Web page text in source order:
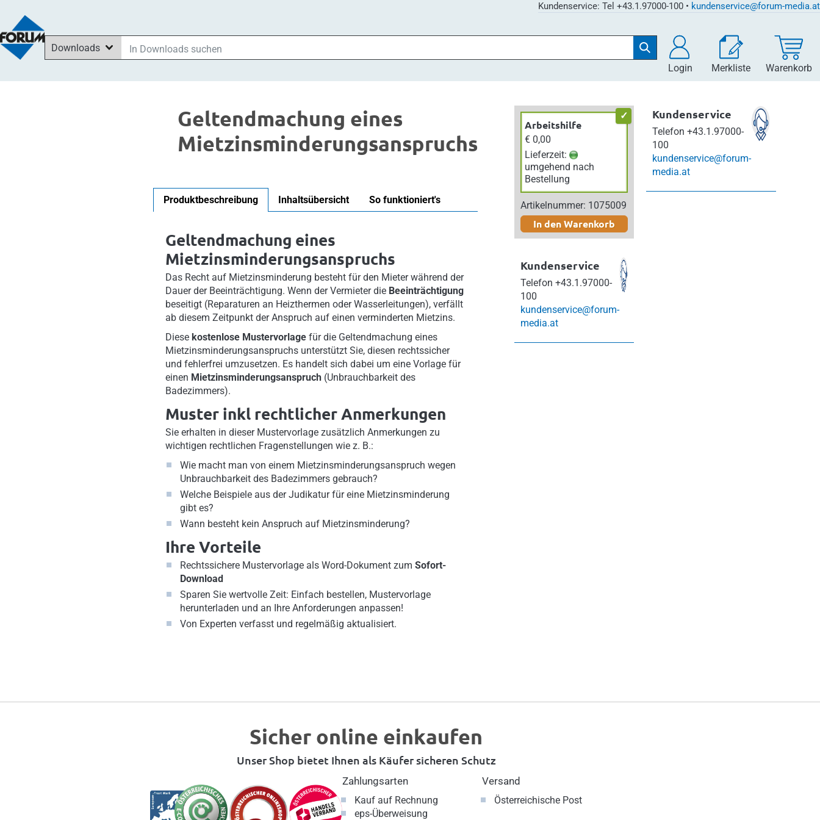
Kundenservice: Tel +43.1.97000-100 • kundenservice@forum-media.at
Downloads
In News suchen
Login Merkliste Warenkorb
Geltendmachung eines
Mietzinsminderungsanspruchs
Arbeitshilfe
€ 0,00
Lieferzeit:
umgehend nach
Bestellung
Artikelnummer: 1075009
In den Warenkorb
Kundenservice
Telefon +43.1.97000-
100
kundenservice@forum-
media.at
Produktbeschreibung Inhaltsübersicht So funktioniert's
Geltendmachung eines
Mietzinsminderungsanspruchs
Das Recht auf Mietzinsminderung besteht für den Mieter während der
Dauer der Beeinträchtigung. Wenn der Vermieter die Beeinträchtigung
beseitigt (Reparaturen an Heizthermen oder Wasserleitungen), verfällt
ab diesem Zeitpunkt der Anspruch auf einen verminderten Mietzins.
Diesekostenlose Mustervorlage für die Geltendmachung eines
Mietzinsminderungsanspruchs unterstützt Sie, diesen rechtssicher
und fehlerfrei umzusetzen. Es handelt sich dabei um eine Vorlage für
einen Mietzinsminderungsanspruch (Unbrauchbarkeit des
Badezimmers).
Muster inkl rechtlicher Anmerkungen
Sie erhalten in dieser Mustervorlage zusätzlich Anmerkungen zu
wichtigen rechtlichen Fragenstellungen wie z. B.:
Wie macht man von einem Mietzinsminderungsanspruch wegen
Unbrauchbarkeit des Badezimmers gebrauch?
Welche Beispiele aus der Judikatur für eine Mietzinsminderung
gibt es?
Wann besteht kein Anspruch auf Mietzinsminderung?
Ihre Vorteile
Rechtssichere Mustervorlage als Word-Dokument zumSofort-
Download
Sparen Sie wertvolle Zeit: Einfach bestellen, Mustervorlage
herunterladen und an Ihre Anforderungen anpassen!
Von Experten verfasst und regelmäßig aktualisiert.
Kundenservice
Telefon +43.1.97000-
100
kundenservice@forum-
media.at
Sicher online einkaufen
Unser Shop bietet Ihnen als Käufer sicheren Schutz
Zahlungsarten
Kauf auf Rechnung
eps-Überweisung
Versand
Österreichische Post